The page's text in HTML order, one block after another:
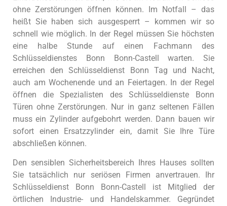
ohne Zerstörungen öffnen können. Im Notfall – das
heißt Sie haben sich ausgesperrt – kommen wir so
schnell wie möglich. In der Regel müssen Sie höchsten
eine halbe Stunde auf einen Fachmann des
Schlüsseldienstes Bonn Bonn-Castell warten. Sie
erreichen den Schlüsseldienst Bonn Tag und Nacht,
auch am Wochenende und an Feiertagen. In der Regel
öffnen die Spezialisten des Schlüsseldienste Bonn
Türen ohne Zerstörungen. Nur in ganz seltenen Fällen
muss ein Zylinder aufgebohrt werden. Dann bauen wir
sofort einen Ersatzzylinder ein, damit Sie Ihre Türe
abschließen können.
Den sensiblen Sicherheitsbereich Ihres Hauses sollten
Sie tatsächlich nur seriösen Firmen anvertrauen. Ihr
Schlüsseldienst Bonn Bonn-Castell ist Mitglied der
örtlichen Industrie- und Handelskammer. Gegründet